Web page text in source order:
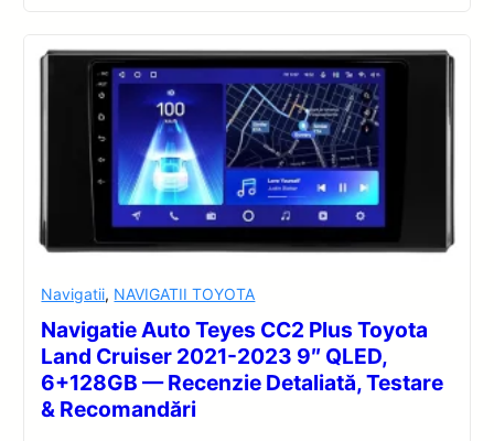
Navigatii, NAVIGATII TOYOTA
Navigatie Auto Teyes CC2 Plus Toyota
Land Cruiser 2021-2023 9″ QLED,
6+128GB — Recenzie Detaliată, Testare
& Recomandări